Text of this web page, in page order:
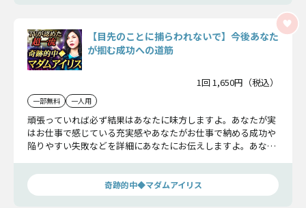
【目先のことに捕らわれないで】今後あなた
が掴む成功への道筋
1回 1,650円（税込）
一部無料 一人用
頑張っていれば必ず結果はあなたに味方しますよ。あなたが実
はお仕事で感じている充実感やあなたがお仕事で納める成功や
陥りやすい失敗などを詳細にあなたにお伝えしますよ。あなた
いきましょうね。
奇跡的中◆マダムアイリス